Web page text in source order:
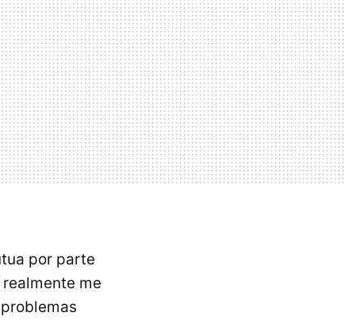
por parte
me